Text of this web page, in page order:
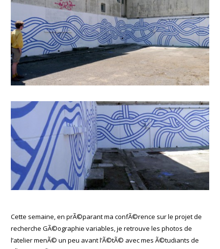
Cette semaine, en prÃ©parant ma confÃ©rence sur le projet de
recherche GÃ©ographie variables, je retrouve les photos de
l’atelier menÃ© un peu avant l’Ã©tÃ© avec mes Ã©tudiants de